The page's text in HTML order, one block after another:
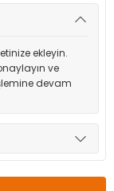
ekleyin.
ve
devam